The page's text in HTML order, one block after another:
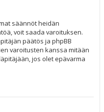
säännöt heidän
voit saada varoituksen.
päätös ja phpBB
varoitusten kanssa mitään
jos olet epävarma